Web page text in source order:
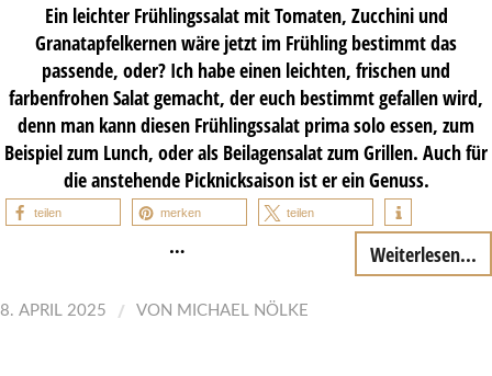
Ein leichter Frühlingssalat mit Tomaten, Zucchini und
Granatapfelkernen wäre jetzt im Frühling bestimmt das
passende, oder? Ich habe einen leichten, frischen und
farbenfrohen Salat gemacht, der euch bestimmt gefallen wird,
denn man kann diesen Frühlingssalat prima solo essen, zum
Beispiel zum Lunch, oder als Beilagensalat zum Grillen. Auch für
die anstehende Picknicksaison ist er ein Genuss.
teilen merken teilen
… Weiterlesen...
8. APRIL 2025 / VON MICHAEL NÖLKE